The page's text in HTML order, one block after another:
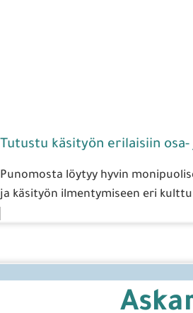
Tutustu käsityön erilaisiin
Punomosta löytyy hyvin
ja käsityön ilmentymiseen eri